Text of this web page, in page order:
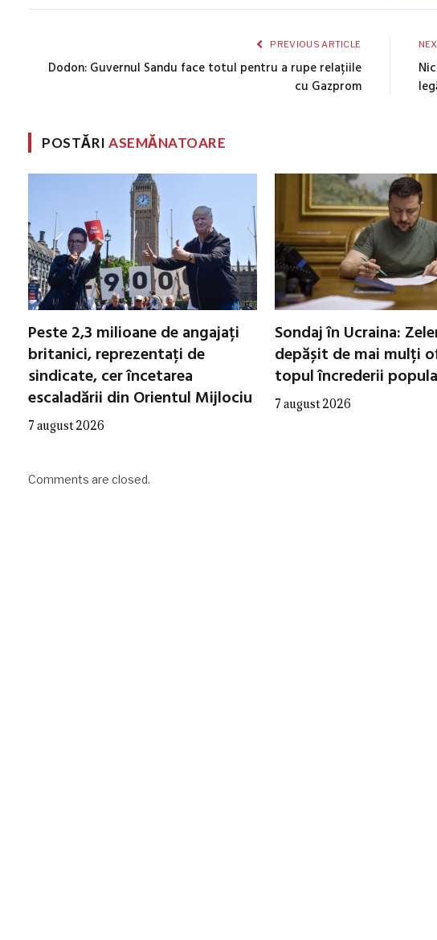
PREVIOUS ARTICLE
Dodon: Guvernul Sandu face totul pentru a rupe relațiile
cu Gazprom
POSTĂRIASEMĂNATOARE
Peste 2,3 milioane de angajați
britanici, reprezentați de
sindicate, cer încetarea
escaladării din Orientul Mijlociu
7 august 2026
Sondaj în Ucraina:
depășit de mai mulți
topul încrederii
7 august 2026
Comments are closed.